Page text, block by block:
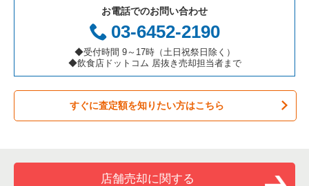
お弁当・惣菜・デリの居抜き売却物件の案件一覧
カラオケ・パブ・スナックの居抜き売却物件の案件一覧
バーの居抜き売却物件の案件一覧
居酒屋・ダイニングバーの居抜き売却物件の案件一覧
三重県の飲食店の居抜き売却物件の案件一覧
習志野市の飲食店の居抜き売却物件の案件一覧
千葉市美浜区の飲食店の居抜き売却物件の案件一覧
佐倉市の飲食店の居抜き売却物件の案件一覧
四街道市の飲食店の居抜き売却物件の案件一覧
千葉県のアジア料理の居抜き売却物件の案件一覧
千葉県のカフェの居抜き売却物件の案件一覧
千葉県のテイクアウトの居抜き売却物件の案件一覧
千葉県のお弁当・惣菜・デリの居抜き売却物件の案件一覧
千葉県のバーの居抜き売却物件の案件一覧
お電話でのお問い合わせ
03-6452-2190
◆受付時間 9～17時（土日祝祭日除く）
◆飲食店ドットコム 居抜き売却担当者まで
すぐに査定額を知りたい方はこちら
店舗売却に関する